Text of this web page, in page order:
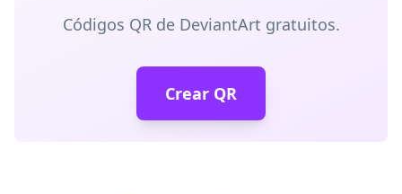
Códigos QR de DeviantArt gratuitos.
Crear QR